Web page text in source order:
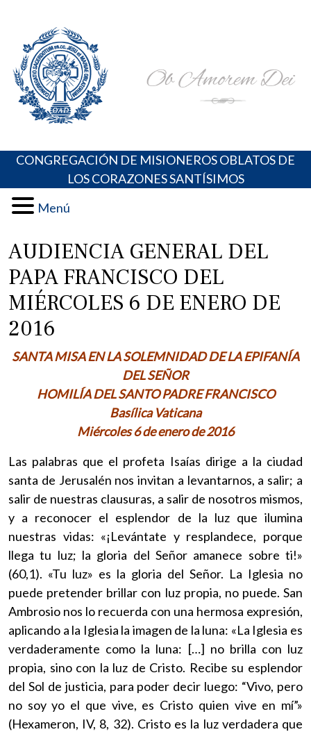
content
Portal de los Padres Oblatos. Advocaciones Marianas,
Oraciones, Música religiosa y más
CONGREGACIÓN DE MISIONEROS OBLATOS DE
LOS CORAZONES SANTÍSIMOS
Menú
AUDIENCIA GENERAL DEL
PAPA FRANCISCO DEL
MIÉRCOLES 6 DE ENERO DE
2016
SANTA MISA EN LA SOLEMNIDAD DE LA EPIFANÍA
DEL SEÑOR
HOMILÍA DEL SANTO PADRE FRANCISCO
Basílica Vaticana
Miércoles 6 de enero de 2016
Las palabras que el profeta Isaías dirige a la ciudad
santa de Jerusalén nos invitan a levantarnos, a salir; a
salir de nuestras clausuras, a salir de nosotros mismos,
y a reconocer el esplendor de la luz que ilumina
nuestras vidas: «¡Levántate y resplandece, porque
llega tu luz; la gloria del Señor amanece sobre ti!»
(60,1). «Tu luz» es la gloria del Señor. La Iglesia no
puede pretender brillar con luz propia, no puede. San
Ambrosio nos lo recuerda con una hermosa expresión,
aplicando a la Iglesia la imagen de la luna: «La Iglesia es
verdaderamente como la luna: […] no brilla con luz
propia, sino con la luz de Cristo. Recibe su esplendor
del Sol de justicia, para poder decir luego: “Vivo, pero
no soy yo el que vive, es Cristo quien vive en mí”»
(Hexameron, IV, 8, 32). Cristo es la luz verdadera que